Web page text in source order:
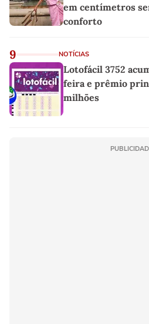
em centímetros
conforto
9 NOTÍCIAS
Lotofácil 3752
feira e prêmio
milhões